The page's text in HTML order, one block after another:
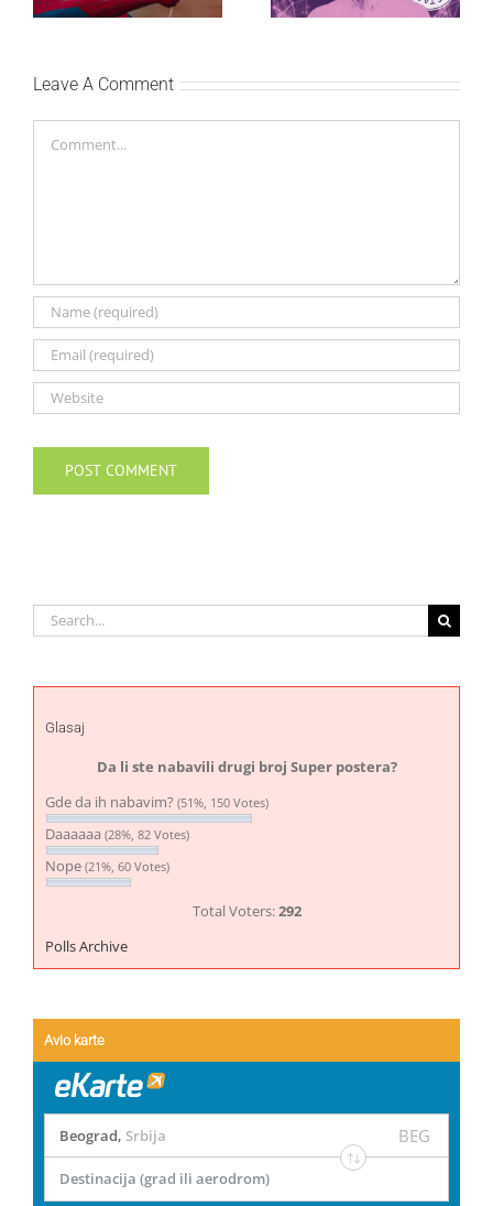
vikenda
primeniš u praksi
Leave A Comment
Search
for:
Glasaj
Da li ste nabavili drugi broj Super postera?
Gde da ih nabavim? (51%, 150 Votes)
Daaaaaa (28%, 82 Votes)
Nope (21%, 60 Votes)
Total Voters:292
Polls Archive
Avio karte
Beograd, Srbija BEG
Destinacija (grad ili aerodrom)